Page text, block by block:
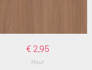
€ 2,95
Hout